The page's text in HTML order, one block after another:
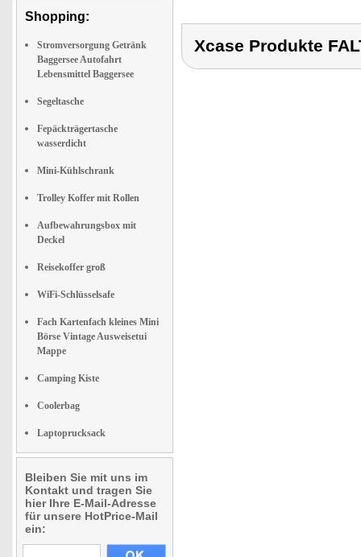
Shopping:
Stromversorgung Getränk
Baggersee Autofahrt
Lebensmittel Baggersee
Segeltasche
Fepäckträgertasche
wasserdicht
Mini-Kühlschrank
Trolley Koffer mit Rollen
Aufbewahrungsbox mit
Deckel
Reisekoffer groß
WiFi-Schlüsselsafe
Fach Kartenfach kleines Mini
Börse Vintage Ausweisetui
Mappe
Camping Kiste
Coolerbag
Laptoprucksack
Bleiben Sie mit uns im
Kontakt und tragen Sie
hier Ihre E-Mail-Adresse
für unsere HotPrice-Mail
ein:
Xcase Produkte